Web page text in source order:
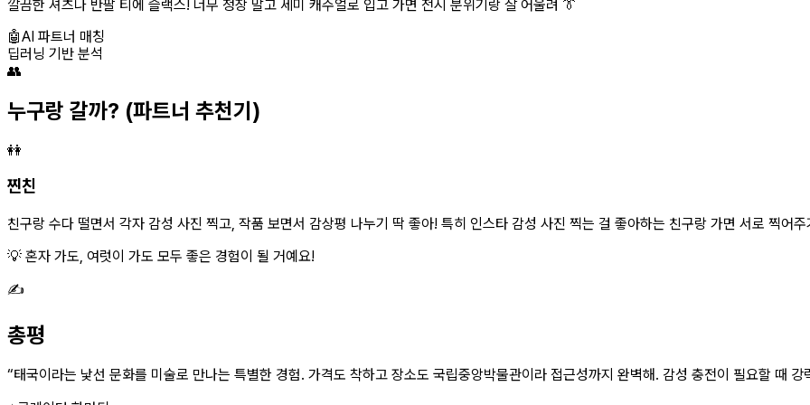
깔끔한 셔츠나 반팔 티에 슬랙스! 너무 정장 말고 세미 캐주얼로 입고 가면 전시 분위기랑 잘 어울려 👔
🤖AI 파트너 매칭
딥러닝 기반 분석
👥
누구랑 갈까? (파트너 추천기)
👭
찐친
친구랑 수다 떨면서 각자 감성 사진 찍고, 작품 보면서 감상평 나누기 딱 좋아! 특히 인스타 감성 사진 찍는 걸 좋아하는 친구랑 가면 서로 찍어주
💡 혼자 가도, 여럿이 가도 모두 좋은 경험이 될 거예요!
✍️
총평
“태국이라는 낯선 문화를 미술로 만나는 특별한 경험. 가격도 착하고 장소도 국립중앙박물관이라 접근성까지 완벽해. 감성 충전이 필요할 때 강